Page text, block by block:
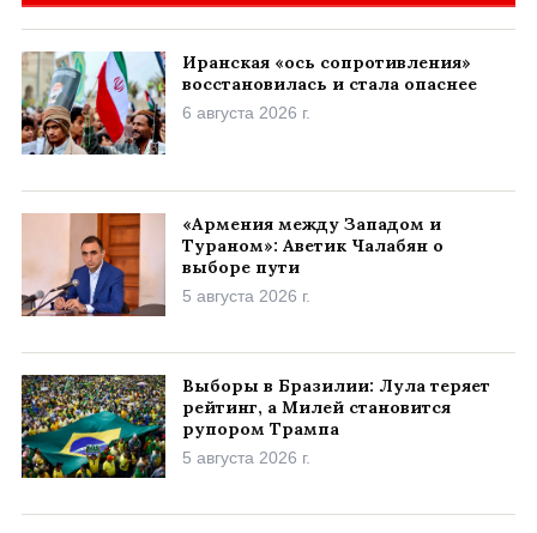
Иранская «ось сопротивления»
восстановилась и стала опаснее
6 августа 2026 г.
«Армения между Западом и
Тураном»: Аветик Чалабян о
выборе пути
5 августа 2026 г.
Выборы в Бразилии: Лула теряет
рейтинг, а Милей становится
рупором Трампа
5 августа 2026 г.